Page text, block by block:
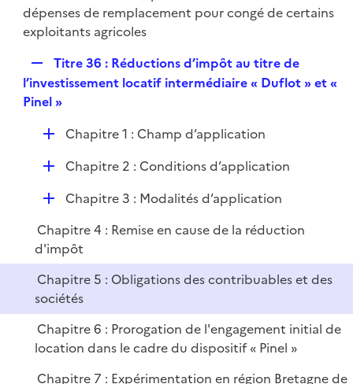
r
dépenses de remplacement pour congé de certains
exploitants agricoles
e
p
i
e
r
Titre 36 : Réductions d’impôt au titre de
l’investissement locatif intermédiaire « Duflot » et «
Pinel »
D
e
r
Chapitre 1 : Champ d’application
D
i
e
r
Chapitre 2 : Conditions d’application
D
p
l
i
e
r
Chapitre 3 : Modalités d’application
Chapitre 4 : Remise en cause de la réduction
d'impôt
Chapitre 5 : Obligations des contribuables et des
sociétés
Chapitre 6 : Prorogation de l'engagement initial de
location dans le cadre du dispositif « Pinel »
Chapitre 7 : Expérimentation en région Bretagne de